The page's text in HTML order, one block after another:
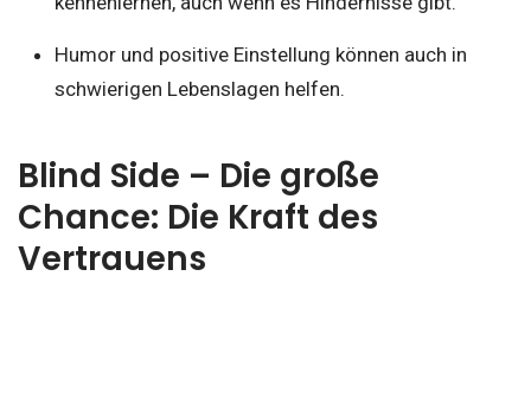
Humor und positive Einstellung können auch in
schwierigen Lebenslagen helfen.
Blind Side – Die große
Chance: Die Kraft des
Vertrauens